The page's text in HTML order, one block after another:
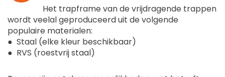
Het trapframe van de vrijdragende trappen
wordt veelal geproduceerd uit de volgende
populaire materialen:
● Staal (elke kleur beschikbaar)
● RVS (roestvrij staal)